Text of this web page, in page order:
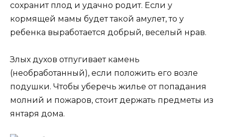
сохранит плод и удачно родит. Если у
кормящей мамы будет такой амулет, то у
ребенка выработается добрый, веселый нрав.
Злых духов отпугивает камень
(необработанный), если положить его возле
подушки. Чтобы уберечь жилье от попадания
молний и пожаров, стоит держать предметы из
янтаря дома.